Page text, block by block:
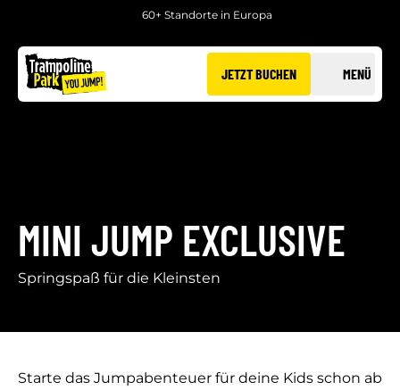
60+ Standorte in Europa
JETZT BUCHEN MENÜ
MINI JUMP EXCLUSIVE
Springspaß für die Kleinsten
Starte das Jumpabenteuer für deine Kids schon ab